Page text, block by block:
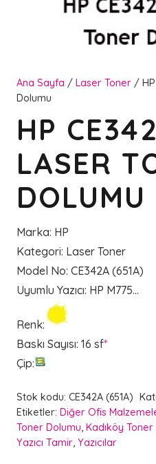
Ana Sayfa / Laser Toner /
Dolumu
HP
LASER
DOLUMU
Marka: HP
Kategori: Laser Toner
Model No: CE342A (651A)
Uyumlu Yazıcı: HP M775…
Renk:
Baskı Sayısı: 16 sf*
Çip:
Stok kodu: CE342A (651A)
Etiketler: Diğer Ofis
Toner Dolumu Kadıköy
Yazıcı Tamir Yazıcılar